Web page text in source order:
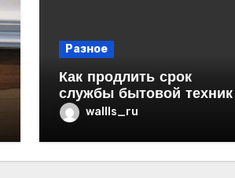
Разное
Как продлить срок
службы бытовой техники
в квартире
wallls_ru